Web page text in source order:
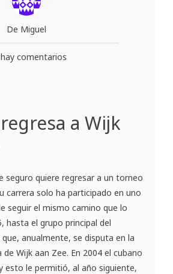
De Miguel
comentarios
a Wijk
seguro quiere regresar a un torneo
carrera solo ha participado en uno
seguir el mismo camino que lo
hasta el grupo principal del
anualmente, se disputa en la
de Wijk aan Zee. En 2004 el cubano
esto le permitió, al año siguiente,